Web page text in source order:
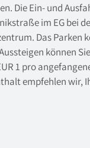
Die Ein- und
im EG bei
Das Parken
können
1 pro
empfehlen wir,